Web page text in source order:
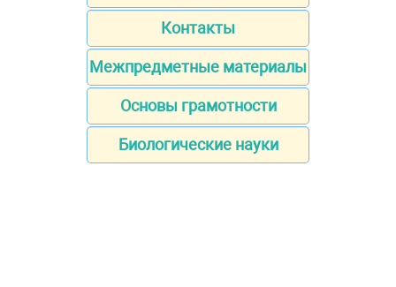
Контакты
Межпредметные материалы
Основы грамотности
Биологические науки